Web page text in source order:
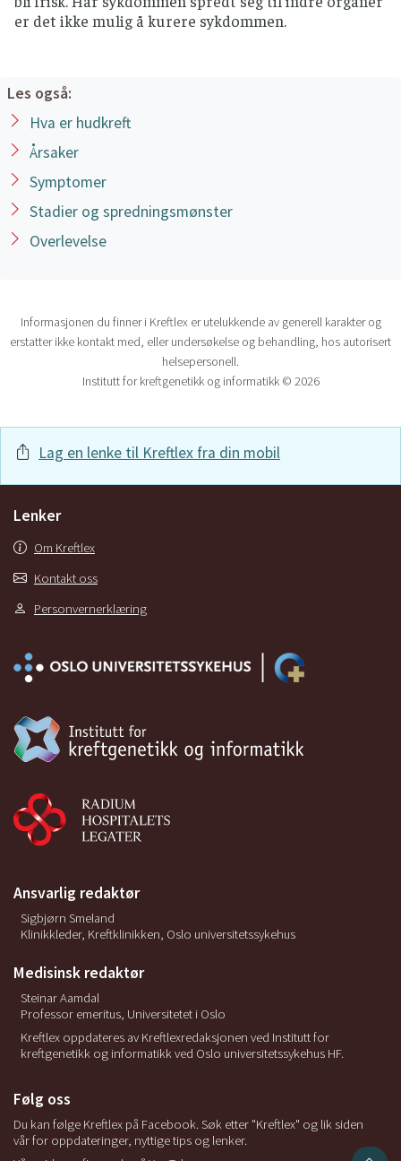
er det ikke mulig å kurere sykdommen.
Les også:
Hva er hudkreft
Årsaker
Symptomer
Stadier og spredningsmønster
Overlevelse
Informasjonen du finner i Kreftlex er utelukkende av generell karakter og
erstatter ikke kontakt med, eller undersøkelse og behandling, hos autorisert
helsepersonell.
Institutt for kreftgenetikk og informatikk © 2026
Lag en lenke til Kreftlex fra din mobil
Lenker
Om Kreftlex
Kontakt oss
Personvernerklæring
Ansvarlig redaktør
Sigbjørn Smeland
Klinikkleder, Kreftklinikken, Oslo universitetssykehus
Medisinsk redaktør
Steinar Aamdal
Professor emeritus, Universitetet i Oslo
Kreftlex oppdateres av Kreftlexredaksjonen ved Institutt for
kreftgenetikk og informatikk ved Oslo universitetssykehus HF.
Følg oss
Du kan følge Kreftlex på Facebook. Søk etter "Kreftlex" og lik siden
vår for oppdateringer, nyttige tips og lenker.